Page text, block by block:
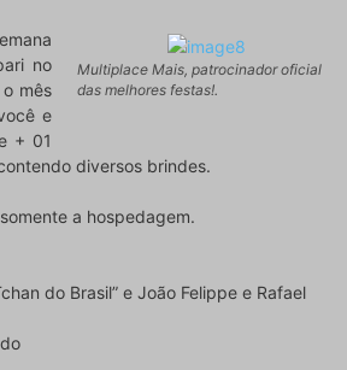
Multiplace Mais, patrocinador oficial
das melhores festas!.
no
mês
e
+ 01
diversos brindes.
a hospedagem.
do Brasil” e João Felippe e Rafael